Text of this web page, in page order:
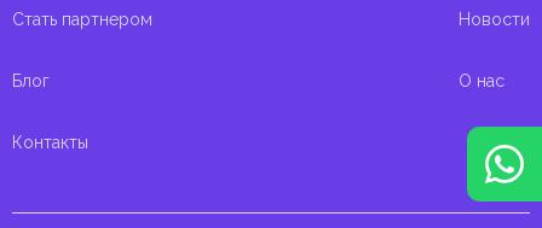
Стать партнером Новости
Блог О нас
Контакты